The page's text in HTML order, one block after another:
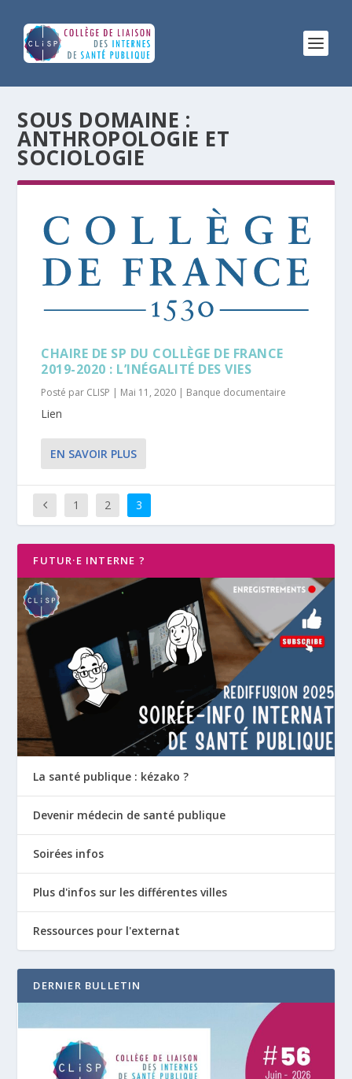
SOUS DOMAINE :
ANTHROPOLOGIE ET
SOCIOLOGIE
CHAIRE DE SP DU COLLÈGE DE FRANCE
2019-2020 : L’INÉGALITÉ DES VIES
Posté par CLISP | Mai 11, 2020 | Banque documentaire
Lien
EN SAVOIR PLUS
1 2 3
FUTUR·E INTERNE ?
La santé publique : kézako ?
Devenir médecin de santé publique
Soirées infos
Plus d'infos sur les différentes villes
Ressources pour l'externat
DERNIER BULLETIN